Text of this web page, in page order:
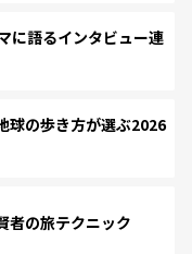
に語るインタビュー連
球の歩き方が選ぶ2026
者の旅テクニック